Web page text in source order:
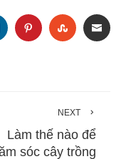
PINTEREST
NEXT
Làm thế nào để
sóc cây trồng